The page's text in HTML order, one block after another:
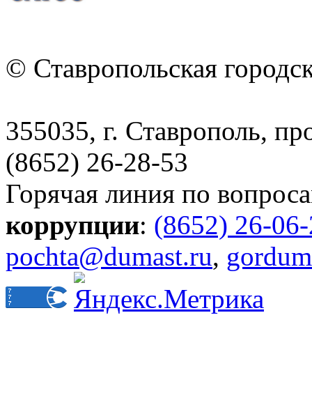
© Ставропольская
355035, г. Ставрополь,
(8652) 26-28-53
Горячая линия по
коррупции: (8652) 26-
pochta@dumast.ru,